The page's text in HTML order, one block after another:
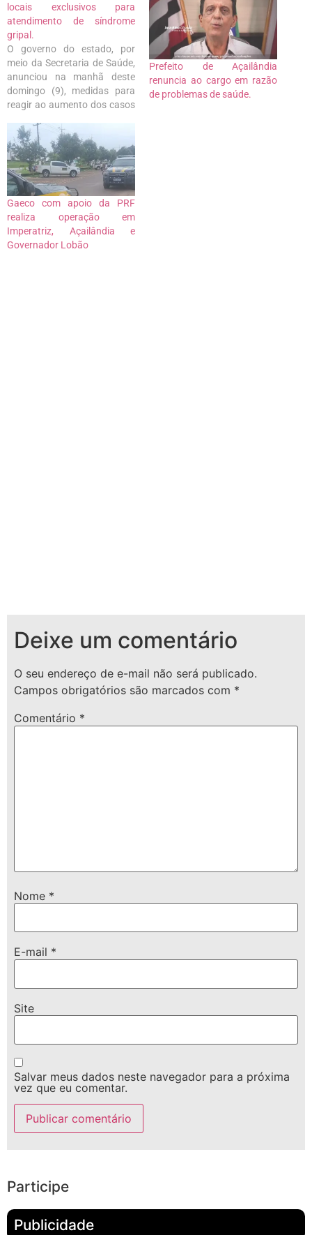
locais exclusivos para
atendimento de síndrome
gripal.
O governo do estado, por
meio da Secretaria de Saúde,
anunciou na manhã deste
domingo (9), medidas para
reagir ao aumento dos casos
gripais no estado. A principal
medida é a abertura de
ambulatórios e leitos
pediátricos, além de hospitais
exclusivos para pessoas com
síndrome respiratória…
Prefeito de Açailândia
renuncia ao cargo em razão
de problemas de saúde.
Gaeco com apoio da PRF
realiza operação em
Imperatriz, Açailândia e
Governador Lobão
Deixe um comentário
O seu endereço de e-mail não será publicado.
Campos obrigatórios são marcados com *
Comentário *
Nome *
E-mail *
Site
Salvar meus dados neste navegador para a próxima
vez que eu comentar.
Participe
Publicidade